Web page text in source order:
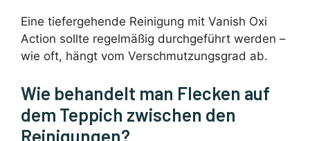
Eine tiefergehende Reinigung mit Vanish Oxi
Action sollte regelmäßig durchgeführt werden –
wie oft, hängt vom Verschmutzungsgrad ab.
Wie behandelt man Flecken auf
dem Teppich zwischen den
Reinigungen?